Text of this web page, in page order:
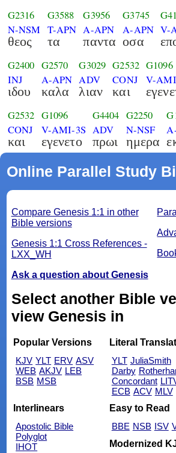
G2316
N-NSM
θεος
G3588
T-APN
τα
G3956
A-APN
παντα
G3745
A-APN
οσα
V-
G2400
INJ
ιδου
G2570
A-APN
καλα
G3029
ADV
λιαν
G2532
CONJ
και
G1096
V-
G2532
CONJ
και
G1096
V-AMI-3S
εγενετο
G4404
ADV
πρωι
G2250
N-NSF
ημερα
Online Parallel Study
Compare Genesis 1:1 in other
Bible versions
Genesis 1:1 Cross References -
LXX_WH
Ask a question about Genesis
Select another Bible
view Genesis in
Popular Versions
KJV YLT ERV ASV
WEB AKJV LEB
BSB MSB
Literal
YLT JuliaSmith
Darby
Concordant
ECB ACV MLV
Interlinears
Apostolic Bible
Polyglot
IHOT
Easy to Read
BBE NSB ISV
Modernized